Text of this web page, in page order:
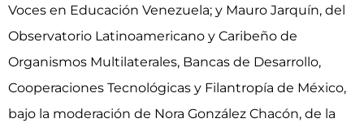
Voces en Educación Venezuela; y Mauro Jarquín, del
Observatorio Latinoamericano y Caribeño de
Organismos Multilaterales, Bancas de Desarrollo,
Cooperaciones Tecnológicas y Filantropía de México,
bajo la moderación de Nora González Chacón, de la